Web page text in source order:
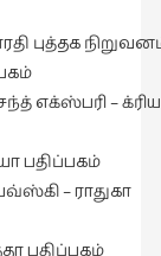
புத்தக
எக்ஸ்பரி –
பதிப்பகம்
– ராதுகா